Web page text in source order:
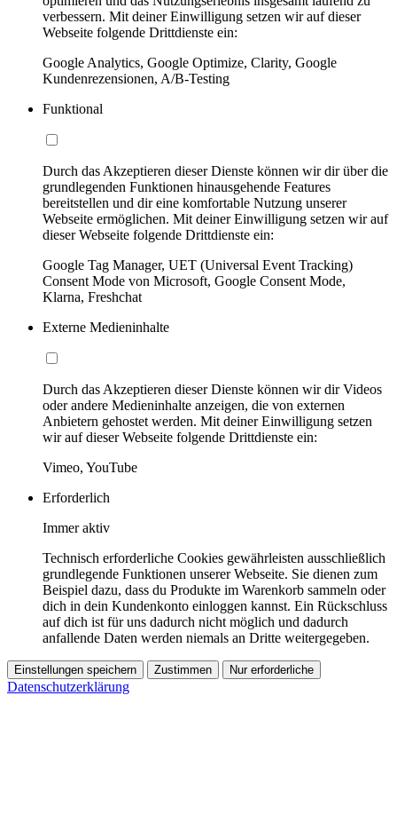
verbessern. Mit deiner Einwilligung setzen wir auf dieser
Webseite folgende Drittdienste ein:
Google Analytics, Google Optimize, Clarity, Google
Kundenrezensionen, A/B-Testing
Funktional
Durch das Akzeptieren dieser Dienste können wir dir über die
grundlegenden Funktionen hinausgehende Features
bereitstellen und dir eine komfortable Nutzung unserer
Webseite ermöglichen. Mit deiner Einwilligung setzen wir auf
dieser Webseite folgende Drittdienste ein:
Google Tag Manager, UET (Universal Event Tracking)
Consent Mode von Microsoft, Google Consent Mode,
Klarna, Freshchat
Externe Medieninhalte
Durch das Akzeptieren dieser Dienste können wir dir Videos
oder andere Medieninhalte anzeigen, die von externen
Anbietern gehostet werden. Mit deiner Einwilligung setzen
wir auf dieser Webseite folgende Drittdienste ein:
Vimeo, YouTube
Erforderlich
Immer aktiv
Technisch erforderliche Cookies gewährleisten ausschließlich
grundlegende Funktionen unserer Webseite. Sie dienen zum
Beispiel dazu, dass du Produkte im Warenkorb sammeln oder
dich in dein Kundenkonto einloggen kannst. Ein Rückschluss
auf dich ist für uns dadurch nicht möglich und dadurch
anfallende Daten werden niemals an Dritte weitergegeben.
Einstellungen speichern Zustimmen Nur erforderliche
Datenschutzerklärung